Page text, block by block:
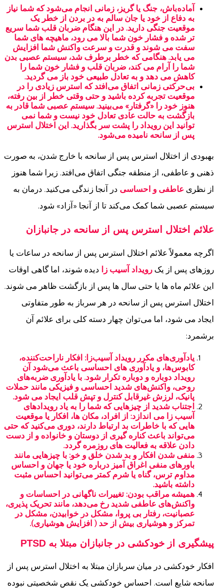
آماده‌باش، جنگ یا گریز، زمانی انجام می‌شود که شما نیاز
به دفاع از خود یا جان سالم به در بردن از خطر یک
موقعیت جنگی دارید. در این هنگام ضربان قلب شما سریع
تر شده و فشار خون شما بالا می رود، ماهیچه های شما
سفت می شوند و قدرت و سرعت واکنش شما افزایش
می یابد. هنگامی که خطر برطرف شد، سیستم عصبی بدن
شما را آرام می کند، ضربان قلب و فشار خون شما را
کاهش می دهد و به تعادل طبیعی خود باز می گردید.
بی‌حرکتی زمانی اتفاق می‌افتد که استرس زیادی را در
موقعیت تجربه کرده باشید و حتی وقتی خطر از بین رفته،
هنوز خود را «گرفتار» می‌بینید. سیستم عصبی شما قادر به
بازگشت به حالت عادی تعادل خود نیست و شما نمی
توانید این رویداد را پشت سر بگذارید. این اختلال استرس
پس از سانحه نامیده می‌شود.
بهبودی از اختلال استرس پس از سانحه با خارج شدن، به صورت
ذهنی و عاطفی، از منطقه جنگی اتفاق می‌افتد. زیرا شما هنوز
از نظری عاطفی و احساسی در آنجا زندگی می‌کنید. درمان به
سیستم عصبی شما کمک می‌کند تا از آنجا «آزاد» شود.
علائم اختلال استرس پس از سانحه در جانبازان
اگرچه معمولاً علائم اختلال استرس پس از سانحه در ساعات یا
روزهای پس از یک رویداد آسیب زا دیده شوند، اما گاهی اوقات
این علائم ماه ها یا حتی سال ها پس از بازگشت ظاهر می شوند.
اختلال استرس پس از سانحه در هر سرباز به طور متفاوتی
ایجاد می شود، اما می‌توان چهار دسته کلی برای علائم آن
برشمرد:
یادآوری‌های مکرر رویداد آسیب‌زا: افکار ناراحت‌کننده،
کابوس‌ها، و یادآوری های احساسی باعث می‌شود آن
رویداد دوباره و دوباره تکرار ‌شود. با یادآوری ضربه‌های
روحی، واکنش‌های شدید احساسی و فیزیکی مانند حملات
پانیک، لرزش غیرقابل کنترل و تپش قلب ایجاد می شود.
اجتناب شدید از چیزهایی که شما را به یاد رویدادهای
آسیب زا می اندازد: از افراد، مکان ها، افکار یا موقعیت
هایی که با خاطرات بد ارتباط دارند، دوری می‌کنید که حتی
می‌تواند باعث کناره گیری از دوستان و خانواده و از دست
دادن علاقه به فعالیت های روزمره گردد.
منفی شدن افکار و بد شدن خلق و خو: با چیزهایی مانند
باورهای منفی اغراق آمیز درباره خود یا جهان و احساس
مداوم ترس، گناه یا شرم کمتر می‌توانید احساس مثبت
داشته باشید.
همیشه مراقب بودن: تغییرات ناگهانی در احساسات و
واکنش‌های عاطفی شدید رخ می‌دهد، مانند تحریک پذیری،
عصبانیت، رفتار بی پروا، مشکل در خوابیدن، مشکل در
تمرکز و هوشیاری بیش از حد ( افزایش هوشیاری).
پیشگیری از خودکشی در جانبازان مبتلا به PTSD
افکار خودکشی در میان سربازان مبتلا به اختلال استرس پس از
سانحه شایع است. احساس خودکشی یک نقص شخصیتی نبوده